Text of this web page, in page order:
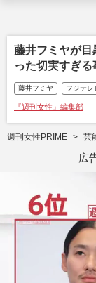
藤井フミヤが
った切実すぎる
藤井フミヤ フジテレ
『週刊女性』編集部
週刊女性PRIME 芸
広